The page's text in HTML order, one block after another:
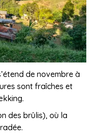
de novembre à
sont fraîches et
des brûlis), où la